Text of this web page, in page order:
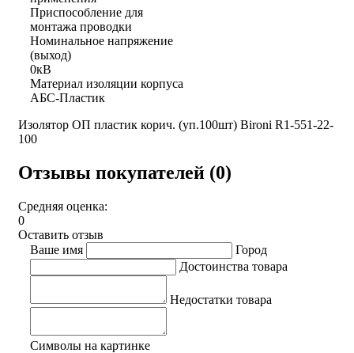
Приспособление для
монтажа проводки
Номинальное напряжение
(выход)
0кВ
Материал изоляции корпуса
АБС-Пластик
Изолятор ОП пластик корич. (уп.100шт) Bironi R1-551-22-
100
Отзывы покупателей (0)
Средняя оценка:
0
Оставить отзыв
Ваше имя
Город
Достоинства товара
Недостатки товара
Символы на картинке